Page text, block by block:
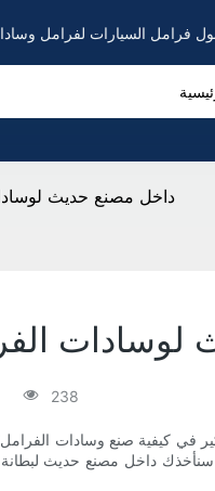
داخل مصنع حديث
238
في كيفية صنع وسادات
سنأخذك داخل مصنع حديث